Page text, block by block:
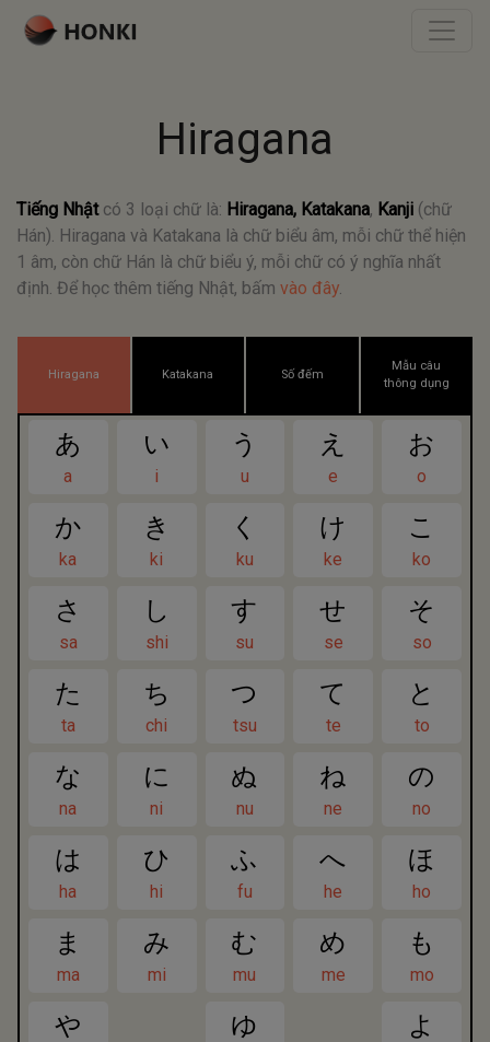
Hiragana
Tiếng Nhật có 3 loại chữ là: Hiragana, Katakana, Kanji (chữ
Hán). Hiragana và Katakana là chữ biểu âm, mỗi chữ thể hiện
1 âm, còn chữ Hán là chữ biểu ý, mỗi chữ có ý nghĩa nhất
định. Để học thêm tiếng Nhật, bấm vào đây.
Hiragana Katakana Số đếm
Mẫu câu
thông dụng
あ
a
い
i
う
u
え
e
お
o
か
ka
き
ki
く
ku
け
ke
こ
ko
さ
sa
し
shi
す
su
せ
se
そ
so
た
ta
ち
chi
つ
tsu
て
te
と
to
な
na
に
ni
ぬ
nu
ね
ne
の
no
は
ha
ひ
hi
ふ
fu
へ
he
ほ
ho
ま
ma
み
mi
む
mu
め
me
も
mo
や ゆ よ